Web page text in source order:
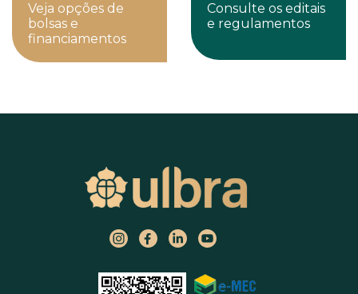
Veja opções de
bolsas e
financiamentos
Consulte os editais
e regulamentos